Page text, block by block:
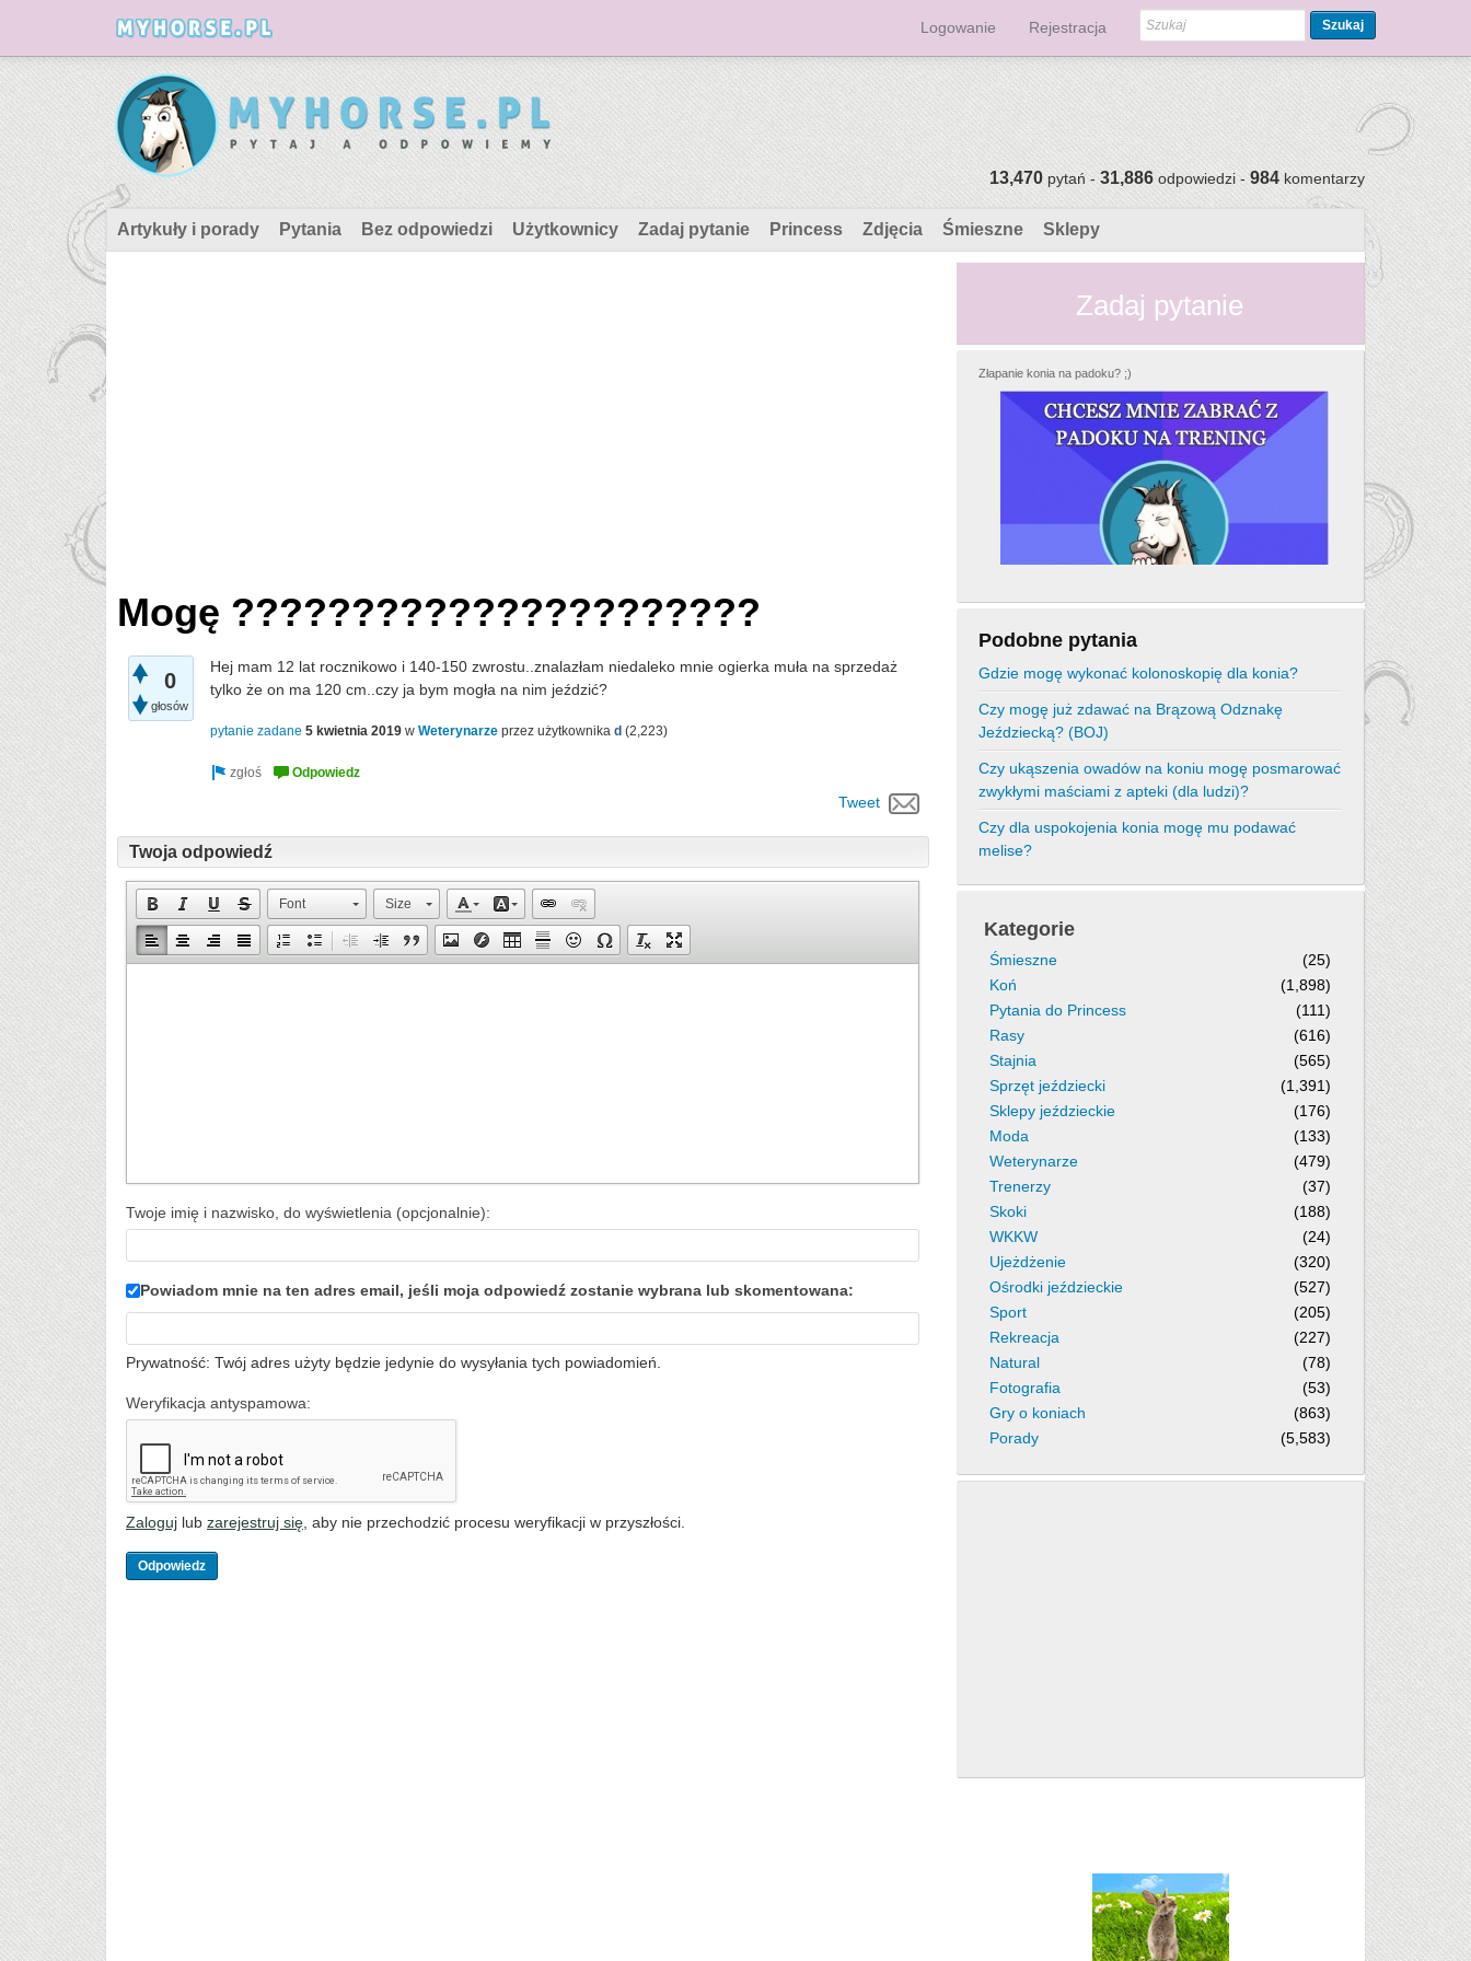
Logowanie Rejestracja Szukaj
13,470pytań -31,886odpowiedzi -984komentarzy
Artykuły i porady Pytania Bez odpowiedzi Użytkownicy Zadaj pytanie Princess Zdjęcia Śmieszne Sklepy
Mogę ??????????????????????
0
głosów
Hej mam 12 lat rocznikowo i 140-150 zwrostu..znalazłam niedaleko mnie ogierka muła na sprzedaż
tylko że on ma 120 cm..czy ja bym mogła na nim jeździć?
pytanie zadane 5 kwietnia 2019 w Weterynarze przez użytkownika d (2,223)
Tweet
Twoja odpowiedź
Font Size
Twoje imię i nazwisko, do wyświetlenia (opcjonalnie):
Powiadom mnie na ten adres email, jeśli moja odpowiedź zostanie wybrana lub skomentowana:
Prywatność: Twój adres użyty będzie jedynie do wysyłania tych powiadomień.
Weryfikacja antyspamowa:
Zaloguj lub zarejestruj się , aby nie przechodzić procesu weryfikacji w przyszłości.
Zadaj pytanie
Złapanie konia na padoku? ;)
Podobne pytania
Gdzie mogę wykonać kolonoskopię dla konia?
Czy mogę już zdawać na Brązową Odznakę
Jeździecką? (BOJ)
Czy ukąszenia owadów na koniu mogę posmarować
zwykłymi maściami z apteki (dla ludzi)?
Czy dla uspokojenia konia mogę mu podawać
melise?
Kategorie
Śmieszne
(25)
Koń
(1,898)
Pytania do Princess
(111)
Rasy
(616)
Stajnia
(565)
Sprzęt jeździecki
(1,391)
Sklepy jeździeckie
(176)
Moda
(133)
Weterynarze
(479)
Trenerzy
(37)
Skoki
(188)
WKKW
(24)
Ujeżdżenie
(320)
Ośrodki jeździeckie
(527)
Sport
(205)
Rekreacja
(227)
Natural
(78)
Fotografia
(53)
Gry o koniach
(863)
Porady
(5,583)